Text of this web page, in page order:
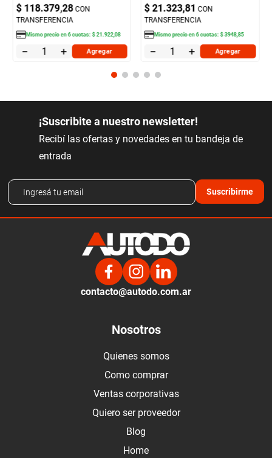
$ 118.379,28 CON
TRANSFERENCIA
Mismo precio en6cuotas:$ 21 .922,08
＋
－ Agregar
$ 21.323,81 CON
TRANSFERENCIA
Mismo precio en6cuotas:$ 3948,85
＋
－ Agregar
¡Suscribite a nuestro newsletter!
Recibí las ofertas y novedades en tu bandeja de
entrada
Suscribirme
contacto@autodo.com.ar
Nosotros
Quienes somos
Como comprar
Ventas corporativas
Quiero ser proveedor
Blog
Home